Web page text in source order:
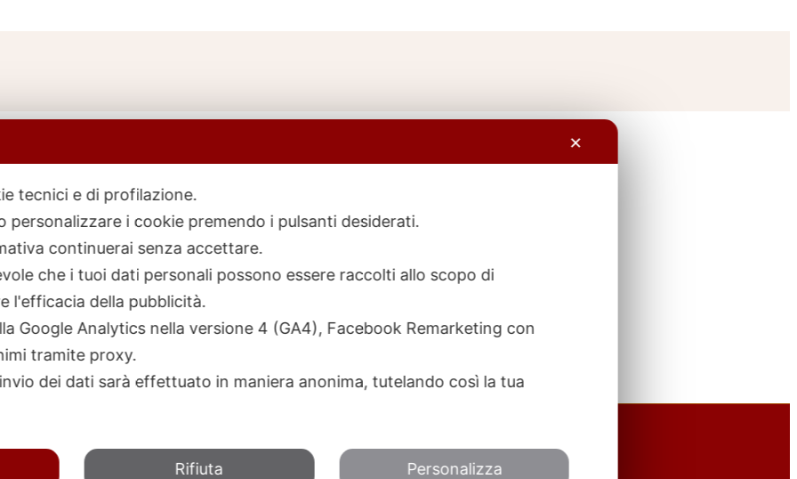
✕
tecnici e di profilazione.
personalizzare i cookie premendo i pulsanti desiderati.
continuerai senza accettare.
che i tuoi dati personali possono essere raccolti allo scopo di
l'efficacia della pubblicità.
Google Analytics nella versione 4 (GA4), Facebook Remarketing con
tramite proxy.
dei dati sarà effettuato in maniera anonima, tutelando così la tua
Rifiuta Personalizza